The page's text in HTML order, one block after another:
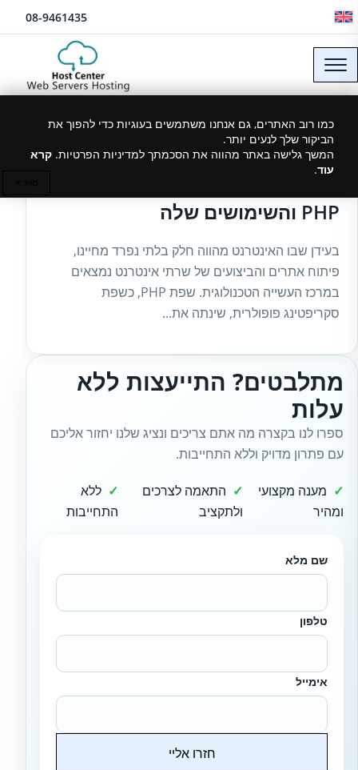
דלג לתוכן 08-9461435
כמו רוב האתרים, גם אנחנו משתמשים בעוגיות כדי להפוך את
הביקור שלך לנעים יותר.
המשך גלישה באתר מהווה את הסכמתך למדיניות הפרטיות. קרא
עוד.
30/07/2024
PHP והשימושים שלה
בעידן שבו האינטרנט מהווה חלק בלתי נפרד מחיינו,
פיתוח אתרים והביצועים של שרתי אינטרנט נמצאים
במרכז העשייה הטכנולוגית. שפת PHP, כשפת
סקריפטינג פופולרית, שינתה את...
מתלבטים? התייעצות ללא
עלות
ספרו לנו בקצרה מה אתם צריכים ונציג שלנו יחזור אליכם
עם פתרון מדויק וללא התחייבות.
מענה מקצועי
ומהיר
התאמה לצרכים
ולתקציב
ללא
התחייבות
שם מלא
טלפון
אימייל
חזרו אליי